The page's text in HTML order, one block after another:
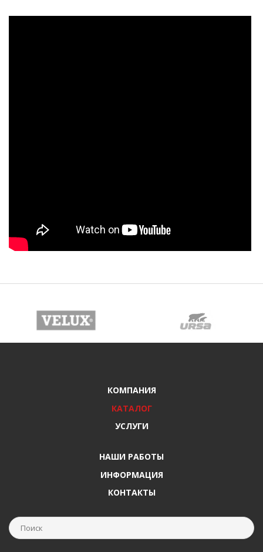
КОМПАНИЯ
КАТАЛОГ
УСЛУГИ
НАШИ РАБОТЫ
ИНФОРМАЦИЯ
КОНТАКТЫ